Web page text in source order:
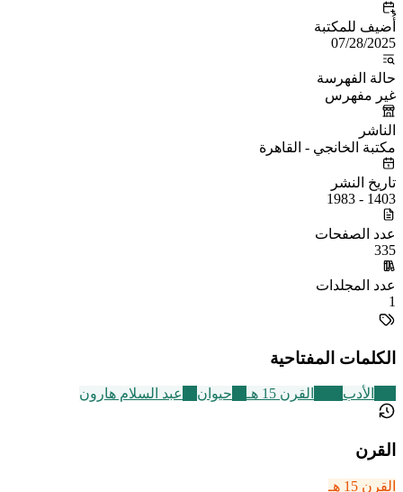
أُضيف للمكتبة
07/28/2025
حالة الفهرسة
غير مفهرس
الناشر
مكتبة الخانجي - القاهرة
تاريخ النشر
1403 - 1983
عدد الصفحات
335
عدد المجلدات
1
الكلمات المفتاحية
الأدب القرن 15 هـ حيوان عبد السلام هارون
القرن
القرن 15 هـ